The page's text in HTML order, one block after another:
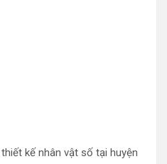
kế nhân vật số tại huyện